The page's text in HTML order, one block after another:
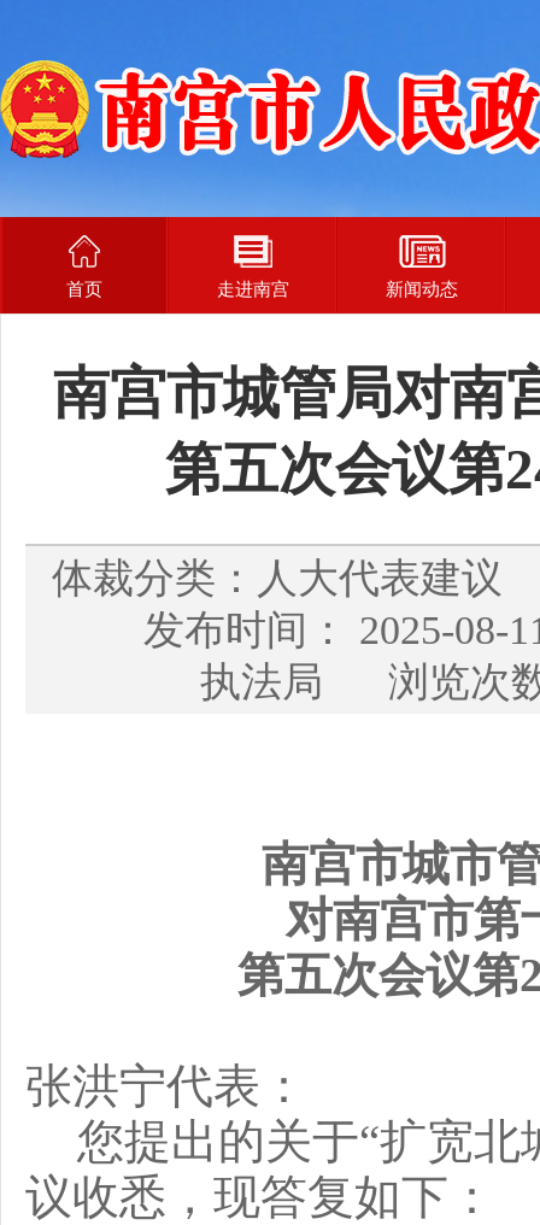
首页 走进南宫 新闻动态
南宫市城管局对南
第五次会议第
体裁分类：人大代表建
发布时间： 2025-08-
执法局 浏览次
南宫市城市
对南宫市第
第五次会议第
张洪宁代表 ：
您提出的关于“扩宽
议收悉，现答复如下：